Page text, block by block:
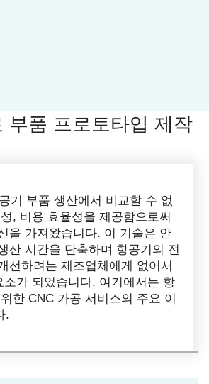
부품 프로토타입 제작
기 부품 생산에서 비교할 수 없
, 비용 효율성을 제공함으로써
을 가져왔습니다. 이 기술은 안
산 시간을 단축하며 항공기의 전
선하려는 제조업체에게 없어서
소가 되었습니다. 여기에서는 항
한 CNC 가공 서비스의 주요 이
.